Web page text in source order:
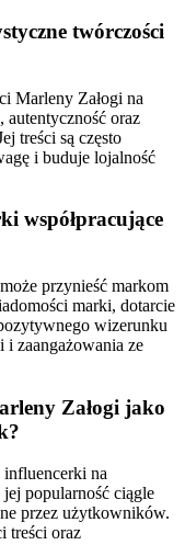
twórczości
Marleny Załogi na
oraz
treści są często
i buduje lojalność
współpracujące
przynieść markom
marki, dotarcie
wizerunku
zaangażowania ze
Załogi jako
na
popularność ciągle
przez użytkowników.
treści oraz